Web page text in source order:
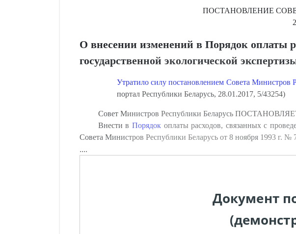
ПОСТАНОВЛЕНИЕ
О внесении изменений в Порядок оплаты
государственной экологической
Утратило силу постановлением Совета Министров
портал Республики Беларусь, 28.01.2017, 5/43254)
Совет Министров Республики Беларусь
Внести в Порядокоплаты расходов, связанных с
Совета Министров Республики Беларусь от 8 ноября 1993 г.
....
Документ